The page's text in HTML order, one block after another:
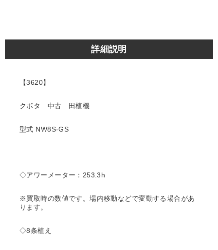
詳細説明
【3620】
クボタ 中古 田植機
型式 NW8S-GS
◇アワーメーター：253.3h
※買取時の数値です。場内移動などで変動する場合があ
ります。
◇8条植え